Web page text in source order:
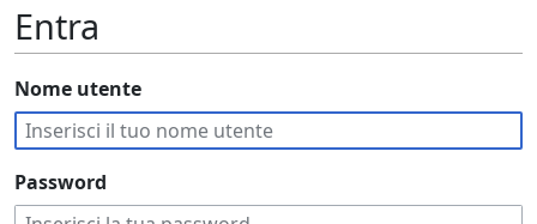
Entra
Nome utente
Password